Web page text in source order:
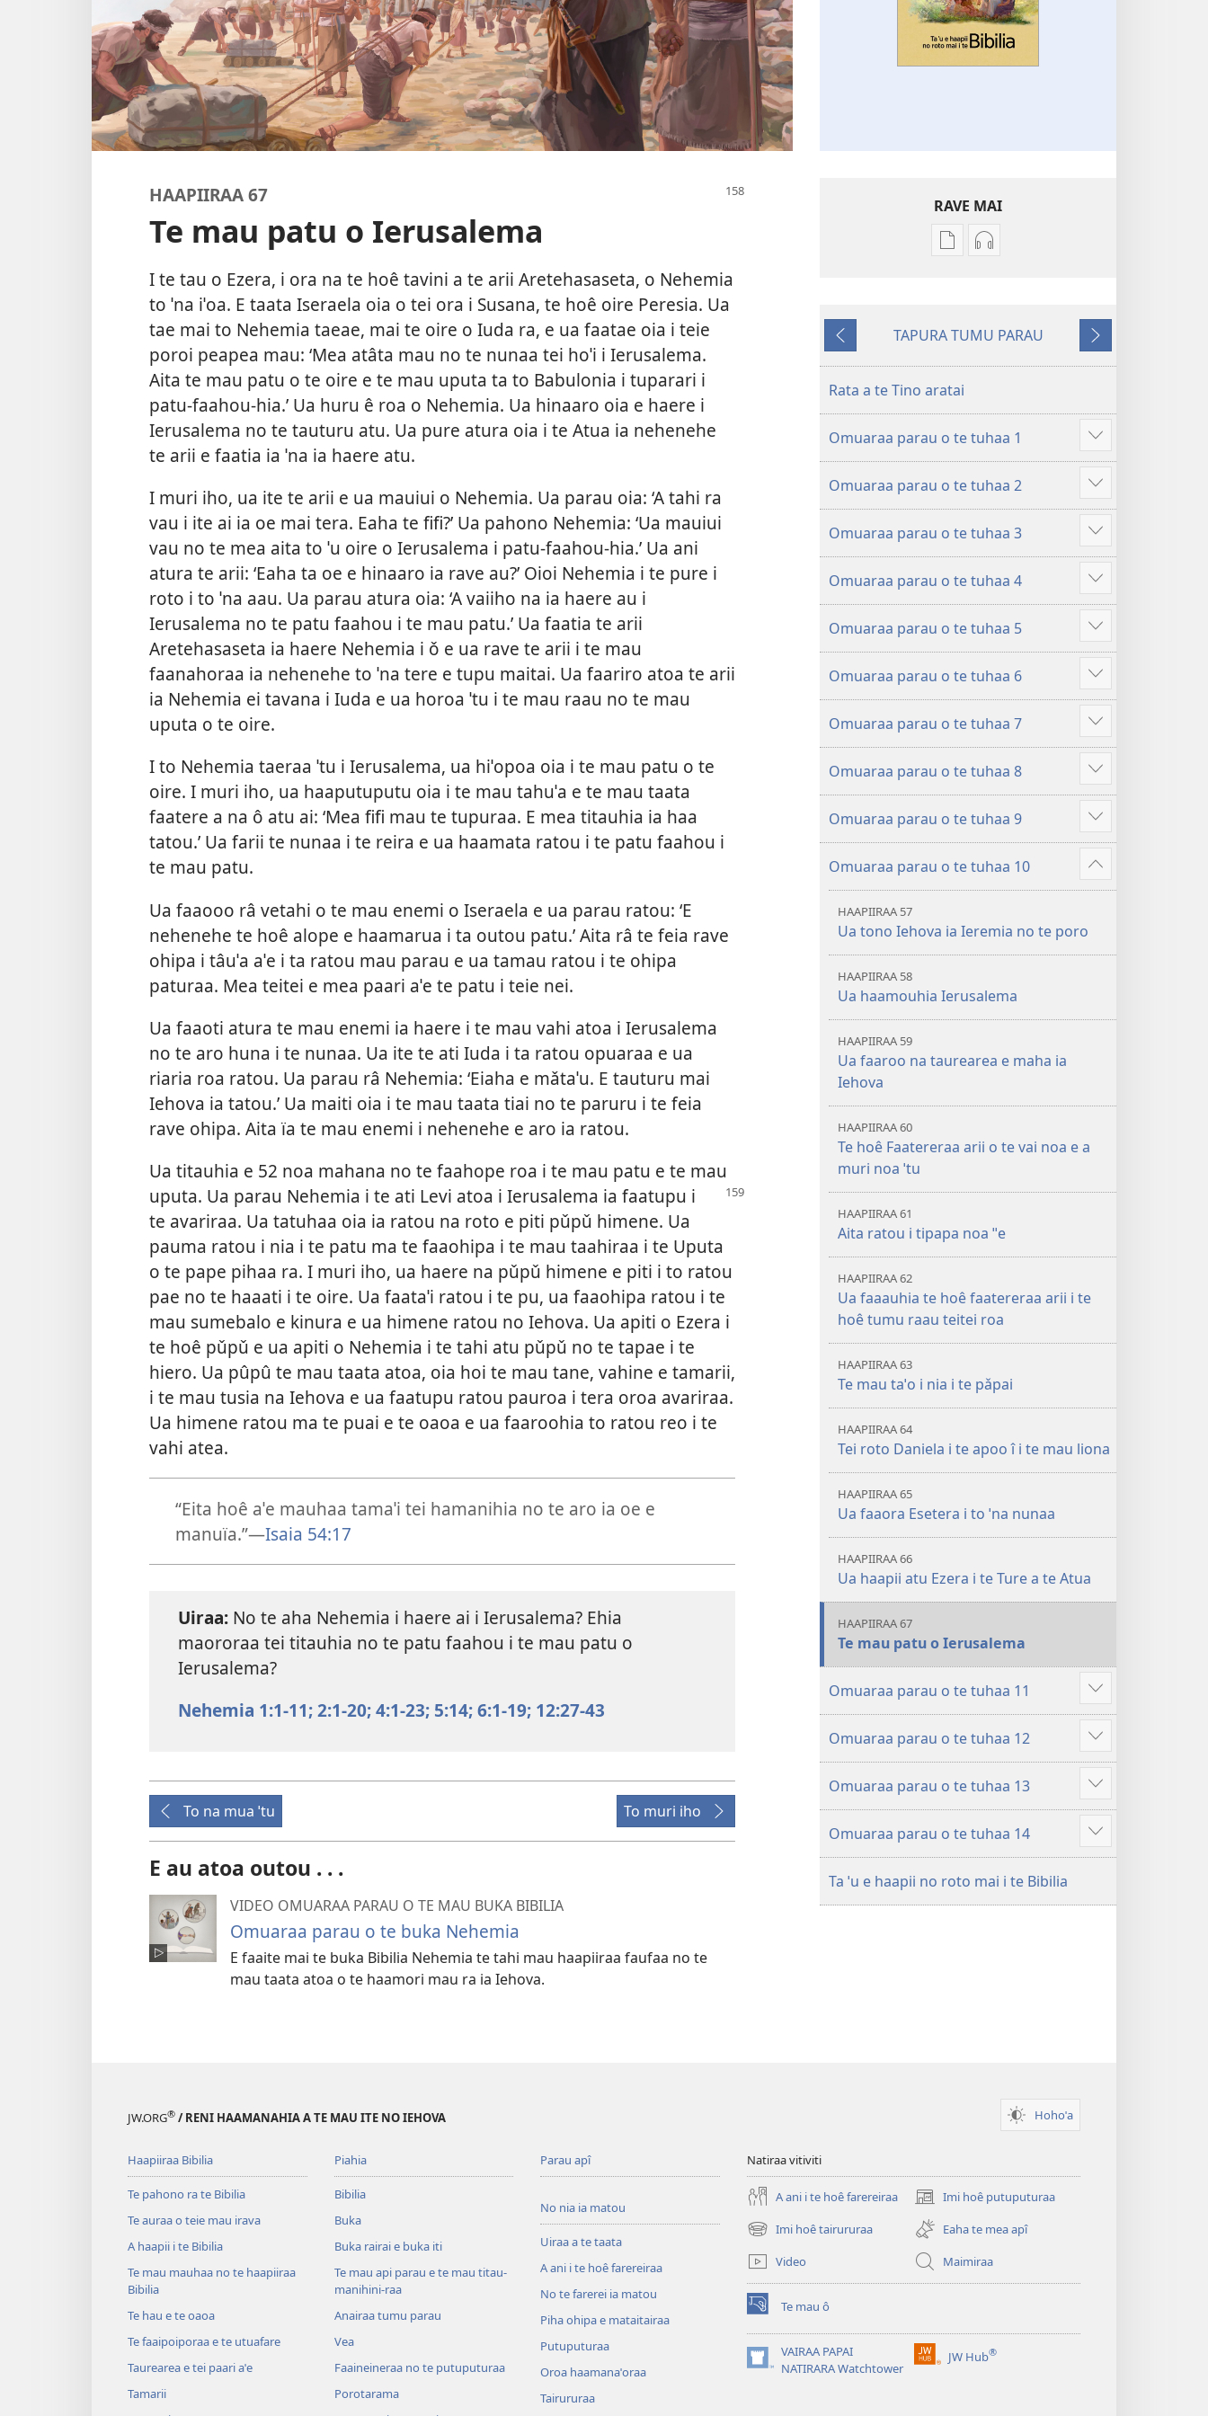
HAAPIIRAA 67
Te mau patu o Ierusalema
I te tau o Ezera, i ora na te hoê tavini a te arii Aretehasaseta, o Nehemia
to ˈna iˈoa. E taata Iseraela oia o tei ora i Susana, te hoê oire Peresia. Ua
tae mai to Nehemia taeae, mai te oire o Iuda ra, e ua faatae oia i teie
poroi peapea mau: ‘Mea atâta mau no te nunaa tei hoˈi i Ierusalema.
Aita te mau patu o te oire e te mau uputa ta to Babulonia i tuparari i
patu-faahou-hia.’ Ua huru ê roa o Nehemia. Ua hinaaro oia e haere i
Ierusalema no te tauturu atu. Ua pure atura oia i te Atua ia nehenehe
te arii e faatia ia ˈna ia haere atu.
I muri iho, ua ite te arii e ua mauiui o Nehemia. Ua parau oia: ‘A tahi ra
vau i ite ai ia oe mai tera. Eaha te fifi?’ Ua pahono Nehemia: ‘Ua mauiui
vau no te mea aita to ˈu oire o Ierusalema i patu-faahou-hia.’ Ua ani
atura te arii: ‘Eaha ta oe e hinaaro ia rave au?’ Oioi Nehemia i te pure i
roto i to ˈna aau. Ua parau atura oia: ‘A vaiiho na ia haere au i
Ierusalema no te patu faahou i te mau patu.’ Ua faatia te arii
Aretehasaseta ia haere Nehemia i ǒ e ua rave te arii i te mau
faanahoraa ia nehenehe to ˈna tere e tupu maitai. Ua faariro atoa te arii
ia Nehemia ei tavana i Iuda e ua horoa ˈtu i te mau raau no te mau
uputa o te oire.
I to Nehemia taeraa ˈtu i Ierusalema, ua hiˈopoa oia i te mau patu o te
oire. I muri iho, ua haaputuputu oia i te mau tahuˈa e te mau taata
faatere a na ô atu ai: ‘Mea fifi mau te tupuraa. E mea titauhia ia haa
tatou.’ Ua farii te nunaa i te reira e ua haamata ratou i te patu faahou i
te mau patu.
Ua faaooo râ vetahi o te mau enemi o Iseraela e ua parau ratou: ‘E
nehenehe te hoê alope e haamarua i ta outou patu.’ Aita râ te feia rave
ohipa i tâuˈa aˈe i ta ratou mau parau e ua tamau ratou i te ohipa
paturaa. Mea teitei e mea paari aˈe te patu i teie nei.
Ua faaoti atura te mau enemi ia haere i te mau vahi atoa i Ierusalema
no te aro huna i te nunaa. Ua ite te ati Iuda i ta ratou opuaraa e ua
riaria roa ratou. Ua parau râ Nehemia: ‘Eiaha e mǎtaˈu. E tauturu mai
Iehova ia tatou.’ Ua maiti oia i te mau taata tiai no te paruru i te feia
rave ohipa. Aita ïa te mau enemi i nehenehe e aro ia ratou.
Ua titauhia e 52 noa mahana no te faahope roa i te mau patu e te mau
uputa. Ua parau Nehemia i te ati Levi atoa i Ierusalema ia faatupu i
te avariraa. Ua tatuhaa oia ia ratou na roto e piti pǔpǔ himene. Ua
pauma ratou i nia i te patu ma te faaohipa i te mau taahiraa i te Uputa
o te pape pihaa ra. I muri iho, ua haere na pǔpǔ himene e piti i to ratou
pae no te haaati i te oire. Ua faataˈi ratou i te pu, ua faaohipa ratou i te
mau sumebalo e kinura e ua himene ratou no Iehova. Ua apiti o Ezera i
te hoê pǔpǔ e ua apiti o Nehemia i te tahi atu pǔpǔ no te tapae i te
hiero. Ua pûpû te mau taata atoa, oia hoi te mau tane, vahine e tamarii,
i te mau tusia na Iehova e ua faatupu ratou pauroa i tera oroa avariraa.
Ua himene ratou ma te puai e te oaoa e ua faaroohia to ratou reo i te
vahi atea.
“Eita hoê aˈe mauhaa tamaˈi tei hamanihia no te aro ia oe e
manuïa.”—Isaia 54:17
Uiraa: No te aha Nehemia i haere ai i Ierusalema? Ehia
maororaa tei titauhia no te patu faahou i te mau patu o
Ierusalema?
Nehemia 1:1-11;2:1-20;4:1-23; 5:14;6:1-19; 12:27-43
To na mua ˈtu To muri iho
E au atoa outou . . .
VIDEO OMUARAA PARAU O TE MAU BUKA BIBILIA
Omuaraa parau o te buka Nehemia
E faaite mai te buka Bibilia Nehemia te tahi mau haapiiraa faufaa no te
mau taata atoa o te haamori mau ra ia Iehova.
RAVE MAI
No
i
mau
papai
ˈu
e
haapii
no
roto
mai
i
No
i
faaroo
noa
Ta
ˈu
e
haapii
no
i
Bibilia
To
na
mua
ˈtu
TAPURA TUMU PARAU
To
muri
Rata a te Tino aratai
Omuaraa parau o te tuhaa 1
Hi
ˈo
hau
atu
â
Omuaraa parau o te tuhaa 2
Hi
ˈo
hau
atu
â
Omuaraa parau o te tuhaa 3
Hi
ˈo
hau
atu
â
Omuaraa parau o te tuhaa 4
Hi
ˈo
hau
atu
â
Omuaraa parau o te tuhaa 5
Hi
ˈo
hau
atu
â
Omuaraa parau o te tuhaa 6
Hi
ˈo
hau
atu
â
Omuaraa parau o te tuhaa 7
Hi
ˈo
hau
atu
â
Omuaraa parau o te tuhaa 8
Hi
ˈo
hau
atu
â
Omuaraa parau o te tuhaa 9
Hi
ˈo
hau
atu
Omuaraa parau o te tuhaa 10
Hi
ˈo
â
HAAPIIRAA 57
Ua tono Iehova ia Ieremia no te poro
HAAPIIRAA 58
Ua haamouhia Ierusalema
HAAPIIRAA 59
Ua faaroo na taurearea e maha ia
Iehova
HAAPIIRAA 60
Te hoê Faatereraa arii o te vai noa e a
muri noa ˈtu
HAAPIIRAA 61
Aita ratou i tipapa noa ˈˈe
HAAPIIRAA 62
Ua faaauhia te hoê faatereraa arii i te
hoê tumu raau teitei roa
HAAPIIRAA 63
Te mau taˈo i nia i te pǎpai
HAAPIIRAA 64
Tei roto Daniela i te apoo î i te mau liona
HAAPIIRAA 65
Ua faaora Esetera i to ˈna nunaa
HAAPIIRAA 66
Ua haapii atu Ezera i te Ture a te Atua
HAAPIIRAA 67
Te mau patu o Ierusalema
Omuaraa parau o te tuhaa 11
Hi
ˈo
hau
atu
â
Omuaraa parau o te tuhaa 12
Hi
ˈo
hau
atu
â
Omuaraa parau o te tuhaa 13
Hi
ˈo
hau
atu
Omuaraa parau o te tuhaa 14
Hi
ˈo
atu
Ta ˈu e haapii no roto mai i te Bibilia
JW.ORG® / RENI HAAMANAHIA A TE MAU ITE NO IEHOVA Hohoˈa
Haapiiraa Bibilia
Te pahono ra te Bibilia
Te auraa o teie mau irava
A haapii i te Bibilia
Te mau mauhaa no te haapiiraa
Bibilia
Te hau e te oaoa
Te faaipoiporaa e te utuafare
Taurearea e tei paari aˈe
Tamarii
Piahia
Bibilia
Buka
Buka rairai e buka iti
Te mau api parau e te mau titau-
manihini-raa
Anairaa tumu parau
Vea
Faaineineraa no te putuputuraa
Porotarama
Parau apî
No nia ia matou
Uiraa a te taata
A ani i te hoê farereiraa
No te farerei ia matou
Piha ohipa e mataitairaa
Putuputuraa
Oroa haamanaˈoraa
Tairururaa
Natiraa vitiviti
A ani i te hoê farereiraa Imi hoê putuputuraa
(opens
new
window)
Imi hoê tairururaa
(opens
new
window)
Eaha te mea apî
Video
Maimiraa
Te mau ô
(opens
new
window)VAIRAA PAPAI
NATIRARA Watchtower
(opens
JW Hub®
(opens